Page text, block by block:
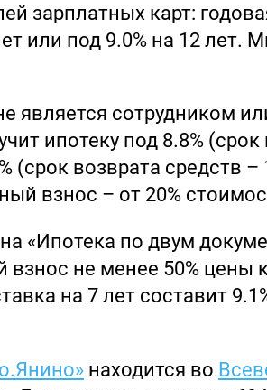
зарплатных карт:
или под 9.0% на 12 лет.
является сотрудником
ипотеку под 8.8%
(срок возврата средств –
взнос – от 20%
«Ипотека по двум
не менее 50% цены
на 7 лет составит
находится во